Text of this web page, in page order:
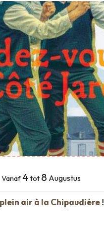
Vanaf4 tot 8 Augustus
air à la Chipaudière !